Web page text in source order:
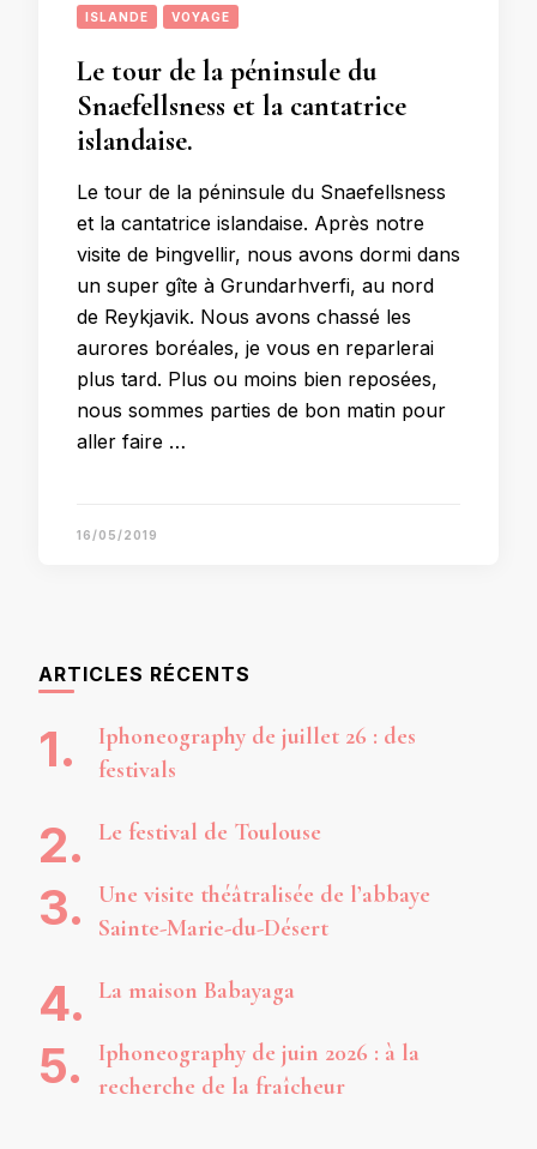
ISLANDE VOYAGE
Le tour de la péninsule du
Snaefellsness et la cantatrice
islandaise.
Le tour de la péninsule du Snaefellsness
et la cantatrice islandaise. Après notre
visite de Þingvellir, nous avons dormi dans
un super gîte à Grundarhverfi, au nord
de Reykjavik. Nous avons chassé les
aurores boréales, je vous en reparlerai
plus tard. Plus ou moins bien reposées,
nous sommes parties de bon matin pour
aller faire …
16/05/2019
ARTICLES RÉCENTS
Iphoneography de juillet 26 : des
festivals
Le festival de Toulouse
Une visite théâtralisée de l’abbaye
Sainte-Marie-du-Désert
La maison Babayaga
Iphoneography de juin 2026 : à la
recherche de la fraîcheur